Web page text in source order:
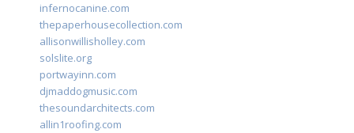
infernocanine.com
thepaperhousecollection.com
allisonwillisholley.com
solslite.org
portwayinn.com
djmaddogmusic.com
thesoundarchitects.com
allin1roofing.com